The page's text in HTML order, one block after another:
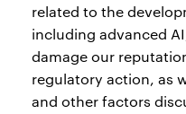
related to the
including advanced
damage our
regulatory action, as
and other factors